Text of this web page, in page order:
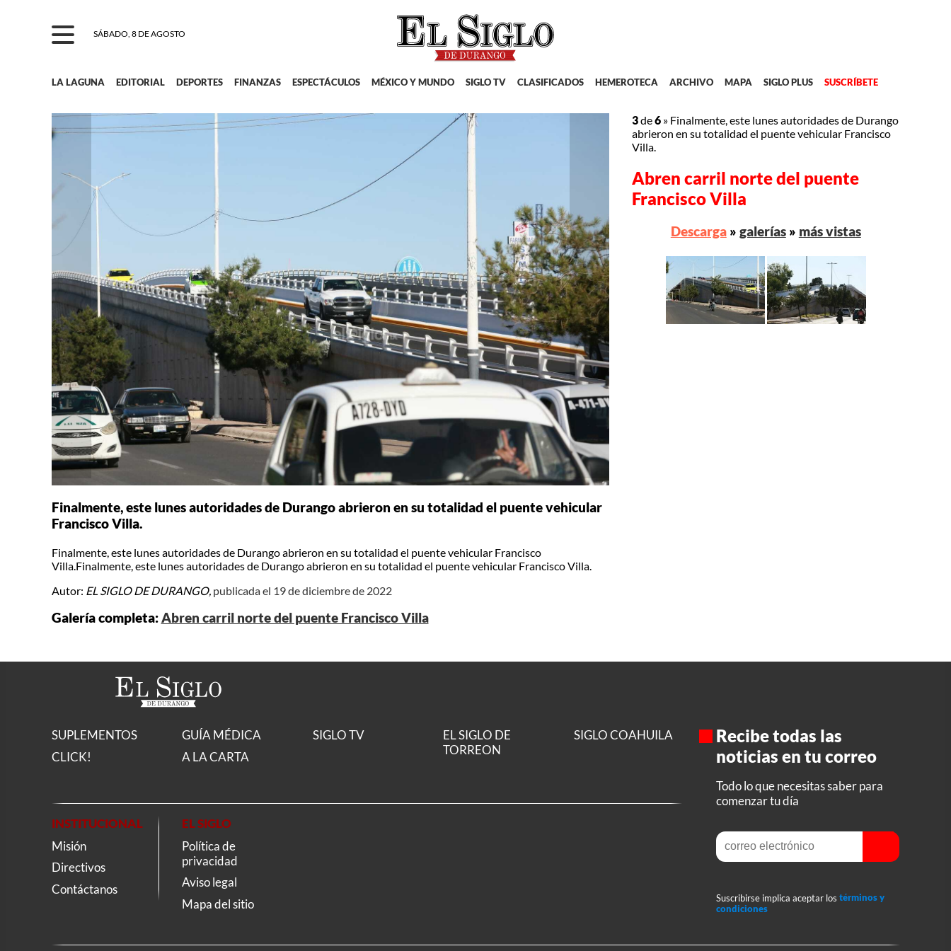
SÁBADO, 8 DE AGOSTO
LA LAGUNA EDITORIAL DEPORTES FINANZAS ESPECTÁCULOS MÉXICO Y MUNDO SIGLO TV CLASIFICADOS HEMEROTECA ARCHIVO MAPA SIGLO PLUS SUSCRÍBETE
Finalmente, este lunes autoridades de Durango abrieron en su totalidad el puente vehicular
Francisco Villa.
Finalmente, este lunes autoridades de Durango abrieron en su totalidad el puente vehicular Francisco
Villa.Finalmente, este lunes autoridades de Durango abrieron en su totalidad el puente vehicular Francisco Villa.
Autor: EL SIGLO DE DURANGO, publicada el 19 de diciembre de 2022
Galería completa:Abren carril norte del puente Francisco Villa
3de6 » Finalmente, este lunes autoridades de Durango
abrieron en su totalidad el puente vehicular Francisco
Villa.
Abren carril norte del puente
Francisco Villa
Descarga» galerías» más vistas
SUPLEMENTOS
CLICK!
GUÍA MÉDICA
A LA CARTA
SIGLO TV
EL SIGLO DE
TORREON
SIGLO COAHUILA
INSTITUCIONAL
Misión
Directivos
Contáctanos
EL SIGLO
Política de
privacidad
Aviso legal
Mapa del sitio
Recibe todas las
noticias en tu correo
Todo lo que necesitas saber para
comenzar tu día
Suscribirse implica aceptar los términos y
condiciones